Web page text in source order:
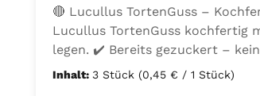
🔴 Lucullus TortenGuss –
Lucullus TortenGuss kochfertig
legen. ✔️ Bereits gezuckert –
zuverlässig ✔️ Durchweicht den
Inhalt: 3 Stück (0,45 € / 1 Stück)